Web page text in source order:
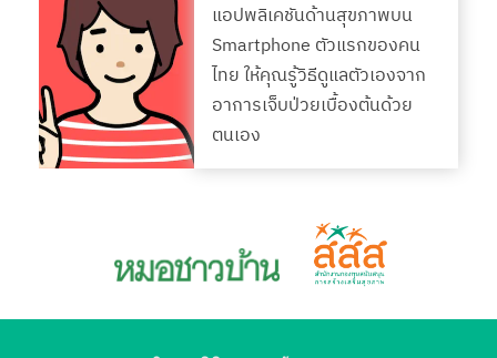
แอปพลิเคชันด้านสุขภาพบน
Smartphone ตัวแรกของคน
ไทย ให้คุณรู้วิธีดูแลตัวเองจาก
อาการเจ็บป่วยเบื้องต้นด้วย
ตนเอง